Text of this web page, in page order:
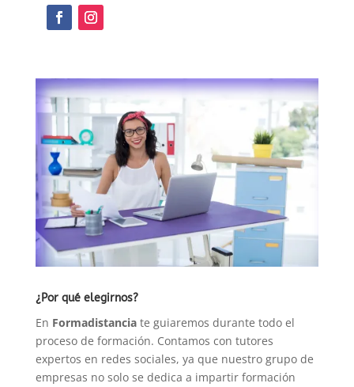
cantidad
¿Por qué elegirnos?
En Formadistanciate guiaremos durante todo el
proceso de formación. Contamos con tutores
expertos en redes sociales, ya que nuestro grupo de
empresas no solo se dedica a impartir formación